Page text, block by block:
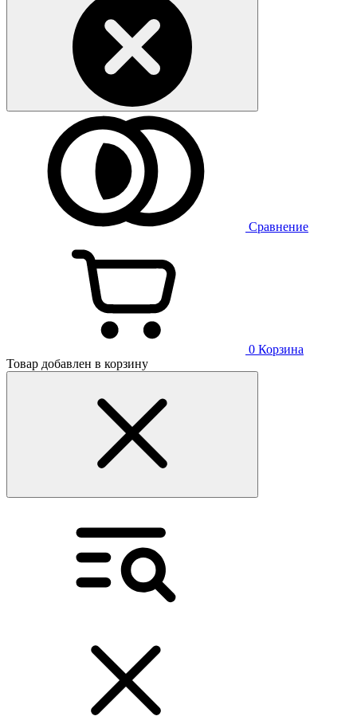
Сравнение
0 Корзина
Товар добавлен в корзину